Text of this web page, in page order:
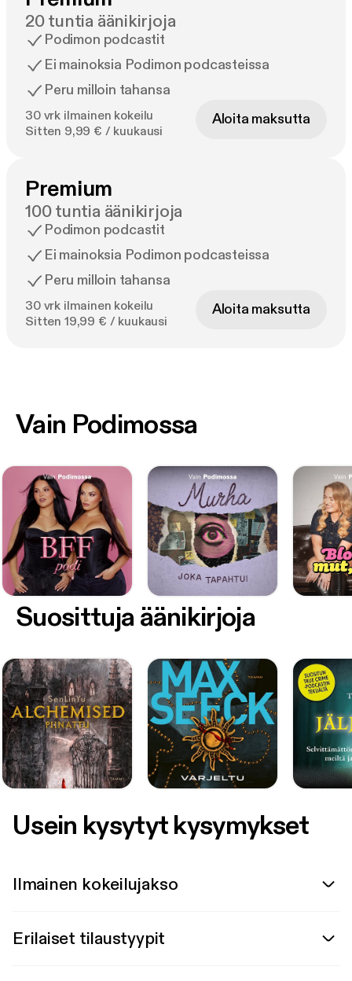
20 tuntia äänikirjoja
Podimon podcastit
Ei mainoksia Podimon podcasteissa
Peru milloin tahansa
30 vrk ilmainen kokeilu
Sitten 9,99 € / kuukausi
Aloita maksutta
Premium
100 tuntia äänikirjoja
Podimon podcastit
Ei mainoksia Podimon podcasteissa
Peru milloin tahansa
30 vrk ilmainen kokeilu
Sitten 19,99 € / kuukausi
Aloita maksutta
Vain Podimossa
Suosittuja äänikirjoja
Usein kysytyt kysymykset
Ilmainen kokeilujakso
Erilaiset tilaustyypit